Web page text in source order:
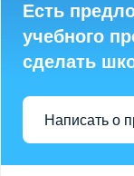
Есть
учебного
сделать
Написать о